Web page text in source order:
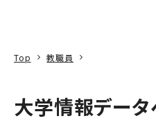
Top 教職員
大学情報データ